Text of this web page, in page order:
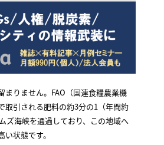
まりません。FAO（国連食糧農業機
取引される肥料の約3分の1（年間約
ズ海峡を通過しており、この地域へ
状態です。